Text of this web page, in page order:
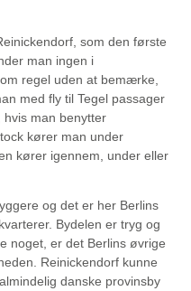
som den første
man ingen i
regel uden at bemærke,
med fly til Tegel passager
hvis man benytter
kører man under
kører igennem, under eller
og det er her Berlins
Bydelen er tryg og
noget, er det Berlins øvrige
Reinickendorf kunne
danske provinsby